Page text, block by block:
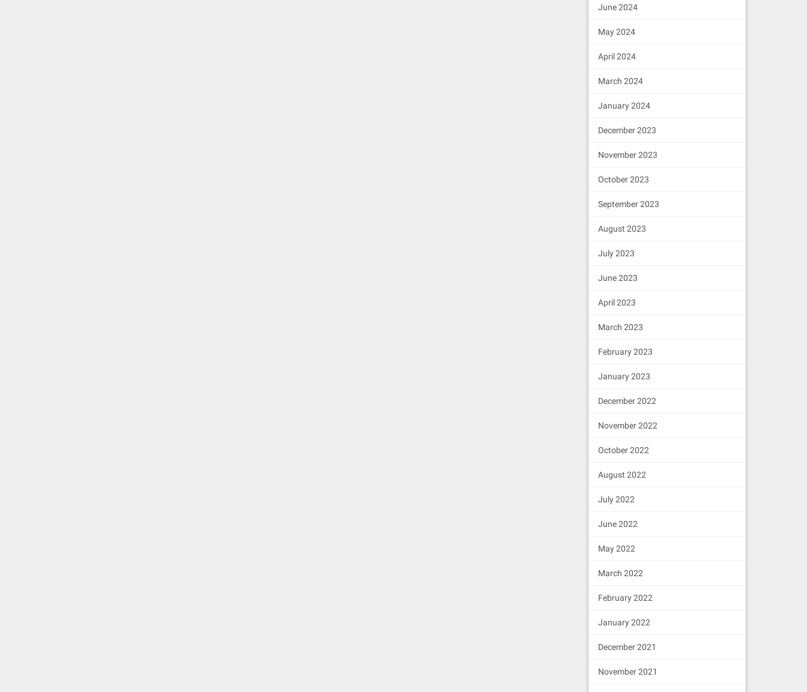
June 2024
May 2024
April 2024
March 2024
January 2024
December 2023
November 2023
October 2023
September 2023
August 2023
July 2023
June 2023
April 2023
March 2023
February 2023
January 2023
December 2022
November 2022
October 2022
August 2022
July 2022
June 2022
May 2022
March 2022
February 2022
January 2022
December 2021
November 2021